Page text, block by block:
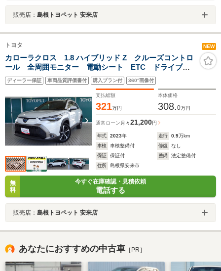
販売店： 島根トヨペット 安来店
トヨタ NEW
カローラクロス 1.8 ハイブリッド Z クルーズコントロ
ール 全周囲モニター 電動シート ETC ドライブレ
コーダー ワンオーナー車
ディーラー保証 車両品質評価書付 購入プラン付 360°画像付
支払総額
321万円
本体価格
308.0万円
通常ローン 月々21,200円
年式 2023年 走行 0.9万km
車検
車検整備付 修復
なし
保証
保証付 整備
法定整備付
住所
島根県安来市
無
料
今すぐ在庫確認・見積依頼
電話する
販売店： 島根トヨペット 安来店
あなたにおすすめの中古車 ［PR］